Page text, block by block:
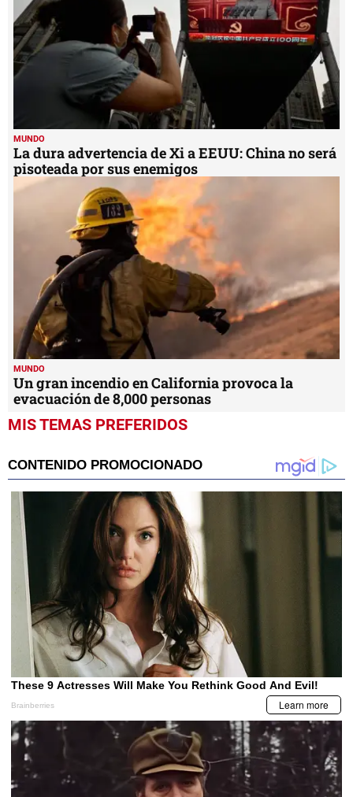
MUNDO
La dura advertencia de Xi a EEUU: China no será
pisoteada por sus enemigos
MUNDO
Un gran incendio en California provoca la
evacuación de 8,000 personas
MIS TEMAS PREFERIDOS